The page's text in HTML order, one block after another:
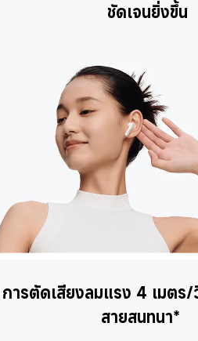
ชัดเจนยิ่งขึ้น
การตัดเสียงลมแรง 4 เมตร/
สายสนทนา*